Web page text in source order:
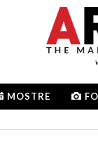
MOSTRE